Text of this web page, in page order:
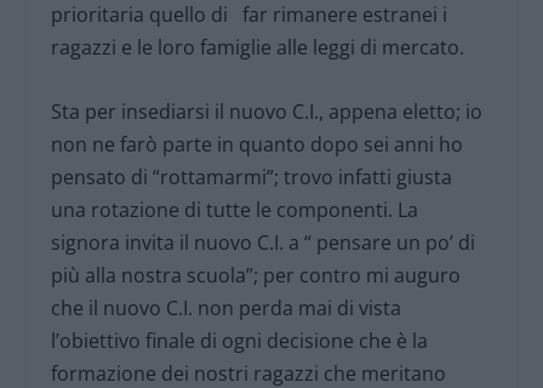
prioritaria quello di far rimanere estranei i
ragazzi e le loro famiglie alle leggi di mercato.
Sta per insediarsi il nuovo C.I., appena eletto; io
non ne farò parte in quanto dopo sei anni ho
pensato di “rottamarmi”; trovo infatti giusta
una rotazione di tutte le componenti. La
signora invita il nuovo C.I. a “ pensare un po’ di
più alla nostra scuola”; per contro mi auguro
che il nuovo C.I. non perda mai di vista
l’obiettivo finale di ogni decisione che è la
formazione dei nostri ragazzi che meritano